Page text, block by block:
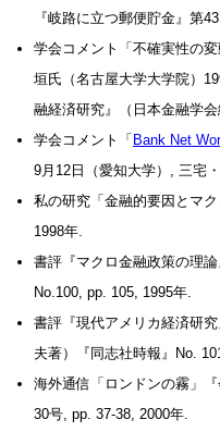
『岐路に立つ郵便貯金』第
学会コメント「不確実性の
垣氏（名古屋大学大学院）
融経済研究』（日本金融学
学会コメント「Bank Net
9月12日（愛知大学）, 三宅
私の研究「金融的要因とマ
1998年.
書評『マクロ金融政策の理
No.100, pp. 105, 1995年.
書評『現代アメリカ経済研
夫著）『同志社時報』No.
海外通信「ロンドンの霧」
30号, pp. 37-38, 2000年.